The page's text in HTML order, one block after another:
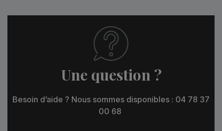
Une question ?
Besoin d’aide ? Nous sommes disponibles : 04 78 37
00 68